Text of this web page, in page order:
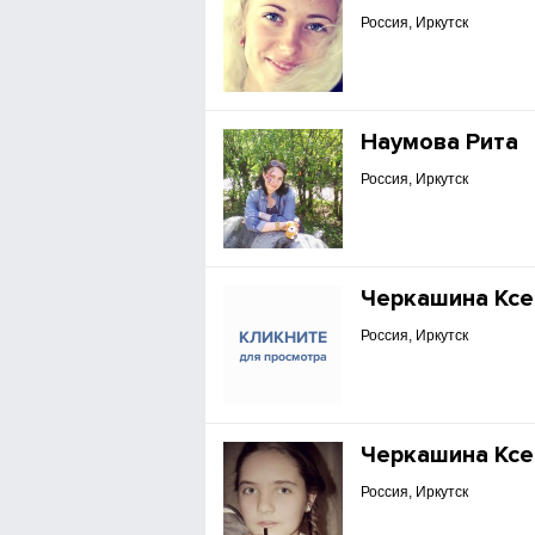
Россия, Иркутск
Наумова Рита
Россия, Иркутск
Черкашина
Россия, Иркутск
Черкашина
Россия, Иркутск